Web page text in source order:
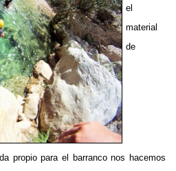
el
material
de
propio para el barranco nos hacemos